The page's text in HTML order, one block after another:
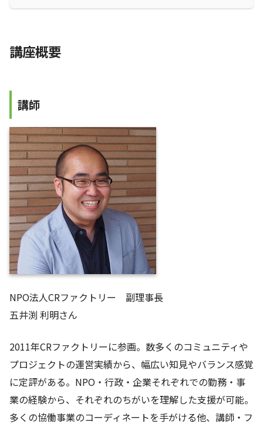
講座概要
講師
NPO法人CRファクトリー 副理事長
五井渕 利明さん
2011年CRファクトリーに参画。数多くのコミュニティや
プロジェクトの運営実績から、幅広い知見やバランス感覚
に定評がある。NPO・行政・企業それぞれでの勤務・事
業の経験から、それぞれのちがいを理解した支援が可能。
多くの協働事業のコーディネートを手がける他、講師・フ